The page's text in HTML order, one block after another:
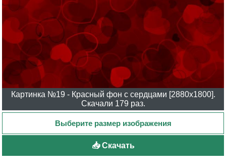
Картинка №19 - Красный фон с сердцами [2880x1800].
Скачали 179 раз.
📥 Скачать